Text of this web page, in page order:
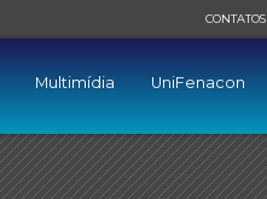
CONTATOS
Multimídia UniFenacon